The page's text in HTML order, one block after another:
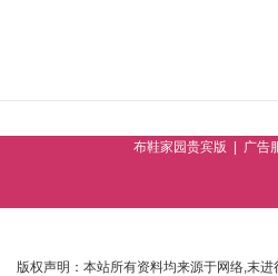
布鞋家园贵宾版 广告
版权声明：本站所有资料均来源于网络,末